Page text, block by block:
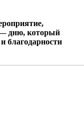
дню, который
благодарности